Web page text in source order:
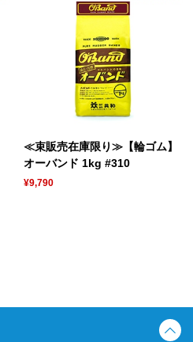
≪束販売在庫限り≫【輪ゴム】
オーバンド 1kg #310
¥9,790